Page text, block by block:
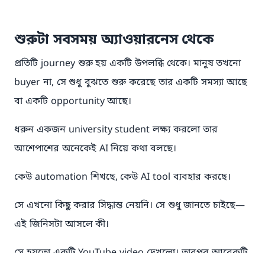
শুরুটা সবসময় অ্যাওয়ারনেস থেকে
প্রতিটি journey শুরু হয় একটি উপলব্ধি থেকে। মানুষ তখনো
buyer না, সে শুধু বুঝতে শুরু করেছে তার একটি সমস্যা আছে
বা একটি opportunity আছে।
ধরুন একজন university student লক্ষ্য করলো তার
আশেপাশের অনেকেই AI নিয়ে কথা বলছে।
কেউ automation শিখছে, কেউ AI tool ব্যবহার করছে।
সে এখনো কিছু করার সিদ্ধান্ত নেয়নি। সে শুধু জানতে চাইছে—
এই জিনিসটা আসলে কী।